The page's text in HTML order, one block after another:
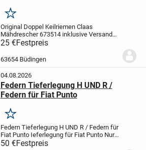
Merken
Original Doppel Keilriemen Claas
Mähdrescher 673514 inklusive Versand
für 25 Euro für Bastler und Hobby Tüftler
Heimwerker Schrauber Spezialisten
Oldtimer Restaurierung Landtechnik
Sammler Landtechnik...
25 €Festpreis
63654 Büdingen
04.08.2026
Federn Tieferlegung H UND R /
Federn für Fiat Punto
Merken
Federn Tieferlegung H UND R / Federn für
Fiat Punto Ieferlegung für Fiat Punto Nur
Abholung kein Versand
50 €Festpreis